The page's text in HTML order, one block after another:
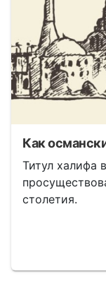
Как
Титул халифа
столетия.